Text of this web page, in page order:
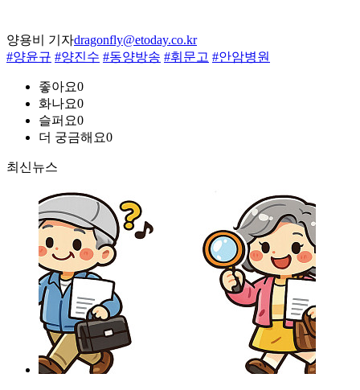
양용비 기자dragonfly@etoday.co.kr
#양윤규 #양진수 #동양방송 #휘문고 #안암병원
좋아요0
화나요0
슬퍼요0
더 궁금해요0
최신뉴스